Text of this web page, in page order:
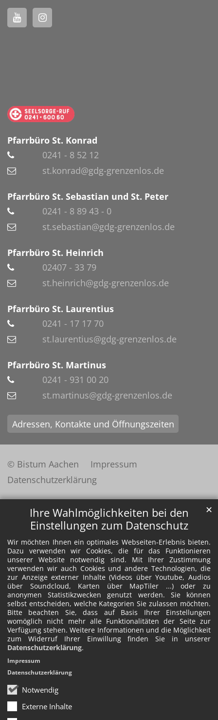
Ihre Wahlmöglichkeiten bei den
Einstellungen zum Datenschutz
Wir möchten Ihnen ein optimales Webseiten-Erlebnis bieten.
Dazu verwenden wir Cookies, die für das Funktionieren
unserer Website notwendig sind. Mit Ihrer Zustimmung
verwenden wir auch Cookies und andere Technologien, die
zur Anzeige externer Inhalte (Videos über Youtube, Audios
über Soundcloud, Karten über MapTiler ...) oder zu
anonymen Statistikzwecken genutzt werden. Sie können
selbst entscheiden, welche Kategorien Sie zulassen möchten.
Bitte beachten Sie, dass auf Basis Ihrer Einstellungen
womöglich nicht mehr alle Funktionalitäten der Seite zur
Verfügung stehen. Weitere Informationen und die Möglichkeit
zum Widerruf Ihrer Einwillung finden Sie in unserer
Datenschutzerklärung.
Notwendig
Externe Inhalte
✕
Impressum
Datenschutzerklärung
Pfarrbüro St. Konrad
0241 - 8 52 12
st.konrad@gdg-grenzenlos.de
Pfarrbüro St. Sebastian und St. Peter
0241 - 8 89 43 - 0
st.sebastian@gdg-grenzenlos.de
Pfarrbüro St. Heinrich
02407 - 33 79
st.heinrich@gdg-grenzenlos.de
Pfarrbüro St. Laurentius
0241 - 17 17 70
st.laurentius@gdg-grenzenlos.de
Pfarrbüro St. Martinus
0241 - 931 00 20
st.martinus@gdg-grenzenlos.de
Adressen, Kontakte und Öffnungszeiten
© Bistum Aachen
Impressum
Datenschutzerklärung